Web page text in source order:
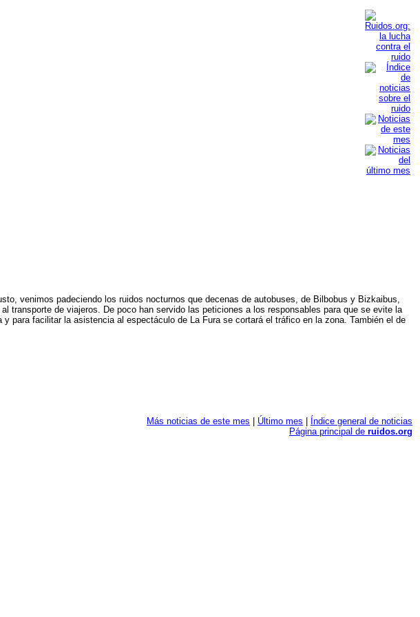
venimos padeciendo los ruidos nocturnos que decenas de autobuses, de Bilbobus y Bizkaibus,
transporte de viajeros. De poco han servido las peticiones a los responsables para que se evite la
para facilitar la asistencia al espectáculo de La Fura se cortará el tráfico en la zona. También el de
Más noticias de este mes Último mes
Índice general de noticias
Página principal de ruidos.org